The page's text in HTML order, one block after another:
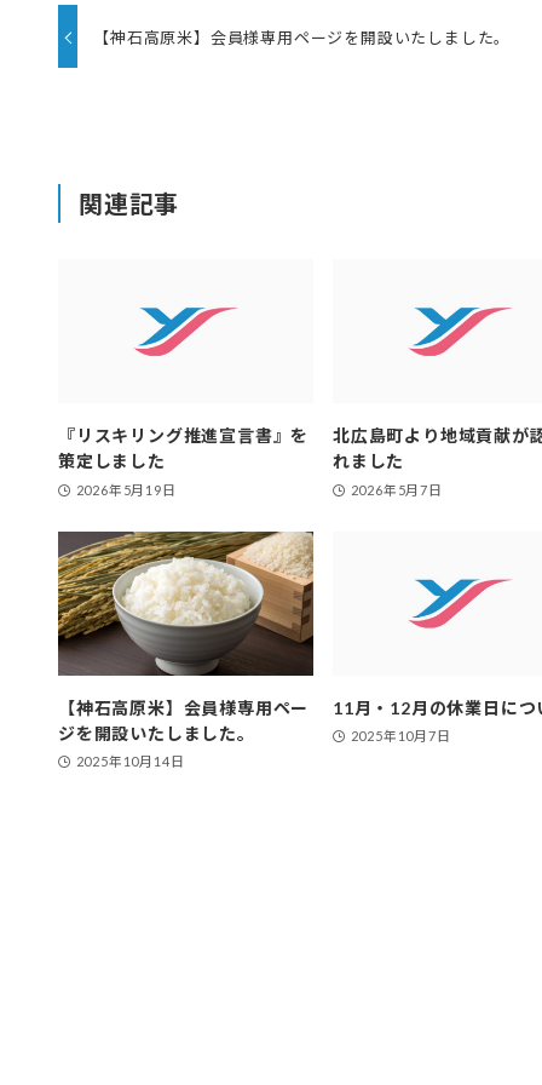
【神石高原米】会員様専用ページを開設いたしました。
関連記事
『リスキリング推進宣言書』を
策定しました
2026年5月19日
北広島町より地域貢献が
れました
2026年5月7日
【神石高原米】会員様専用ペー
ジを開設いたしました。
2025年10月14日
11月・12月の休業日につ
2025年10月7日